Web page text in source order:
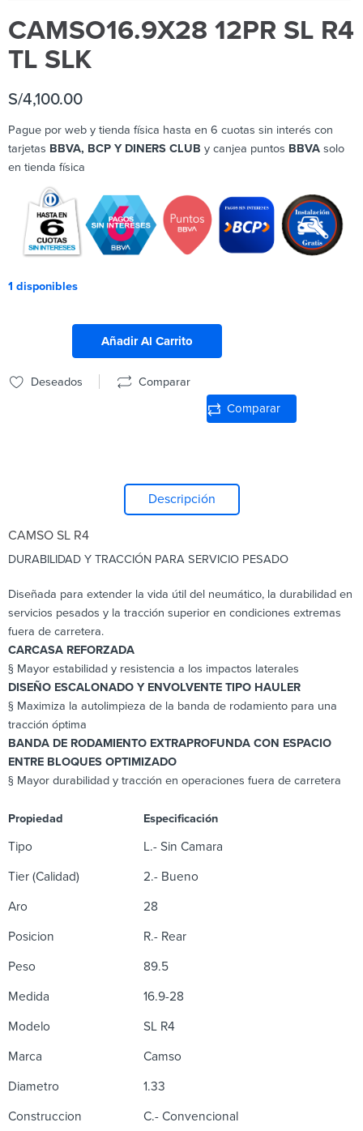
CAMSO16.9X28 12PR SL R4
TL SLK
S/4,100.00
Pague por web y tienda física hasta en 6 cuotas sin interés con
tarjetas BBVA, BCP Y DINERS CLUB y canjea puntos BBVA solo
en tienda física
1 disponibles
Añadir Al Carrito
Deseados Comparar
Comparar
Descripción
CAMSO SL R4
DURABILIDAD Y TRACCIÓN PARA SERVICIO PESADO
Diseñada para extender la vida útil del neumático, la durabilidad en
servicios pesados y la tracción superior en condiciones extremas
fuera de carretera.
CARCASA REFORZADA
§ Mayor estabilidad y resistencia a los impactos laterales
DISEÑO ESCALONADO Y ENVOLVENTE TIPO HAULER
§ Maximiza la autolimpieza de la banda de rodamiento para una
tracción óptima
BANDA DE RODAMIENTO EXTRAPROFUNDA CON ESPACIO
ENTRE BLOQUES OPTIMIZADO
§ Mayor durabilidad y tracción en operaciones fuera de carretera
Propiedad Especificación
Tipo L.- Sin Camara
Tier (Calidad) 2.- Bueno
Aro 28
Posicion R.- Rear
Peso 89.5
Medida 16.9-28
Modelo SL R4
Marca Camso
Diametro 1.33
Construccion C.- Convencional